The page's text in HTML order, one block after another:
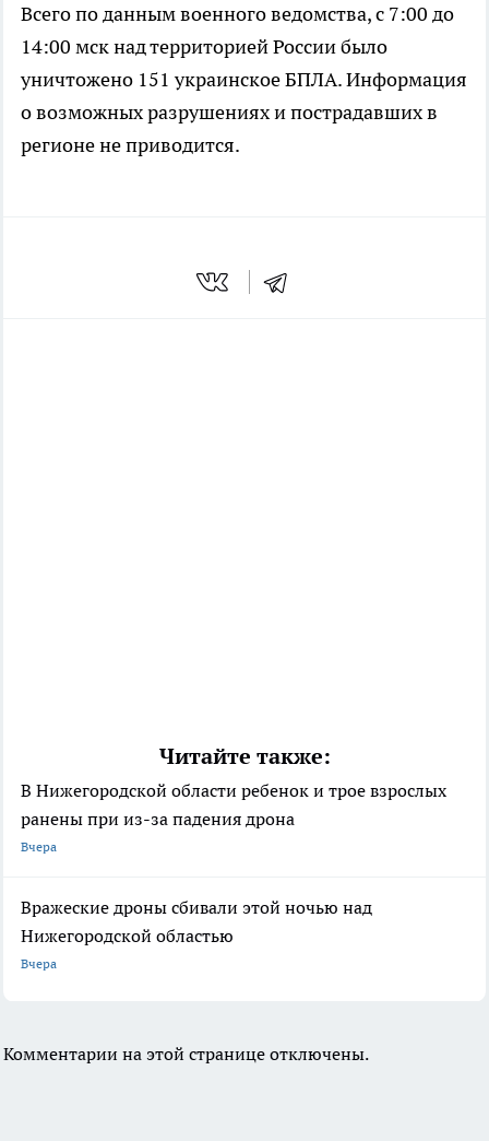
Всего по данным военного ведомства, с 7:00 до
14:00 мск над территорией России было
уничтожено 151 украинское БПЛА. Информация
о возможных разрушениях и пострадавших в
регионе не приводится.
Читайте также:
В Нижегородской области ребенок и трое взрослых
ранены при из-за падения дрона
Вчера
Вражеские дроны сбивали этой ночью над
Нижегородской областью
Вчера
Комментарии на этой странице отключены.